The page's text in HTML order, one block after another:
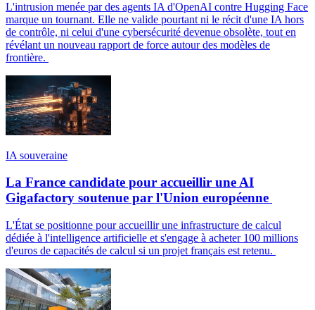
L'intrusion menée par des agents IA d'OpenAI contre Hugging Face
marque un tournant. Elle ne valide pourtant ni le récit d'une IA hors
de contrôle, ni celui d'une cybersécurité devenue obsolète, tout en
révélant un nouveau rapport de force autour des modèles de
frontière.
IA souveraine
La France candidate pour accueillir une AI
Gigafactory soutenue par l'Union européenne
L'État se positionne pour accueillir une infrastructure de calcul
dédiée à l'intelligence artificielle et s'engage à acheter 100 millions
d'euros de capacités de calcul si un projet français est retenu.